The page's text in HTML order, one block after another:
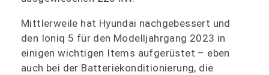
Mittlerweile hat Hyundai nachgebessert und
den Ioniq 5 für den Modelljahrgang 2023 in
einigen wichtigen Items aufgerüstet – eben
auch bei der Batteriekonditionierung, die